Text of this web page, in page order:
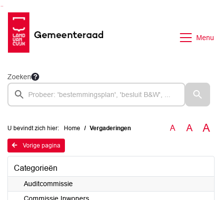
Menu
Zoeken
U bevindt zich hier: Home Vergaderingen A A A
Vorige pagina
Categorieën
Auditcommissie